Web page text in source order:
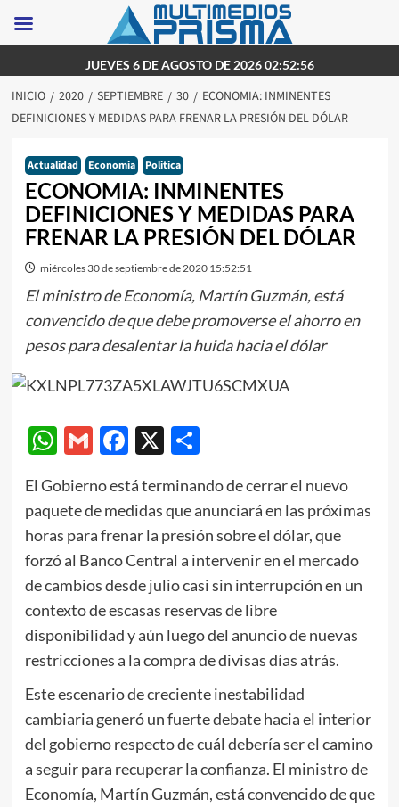
al
contenido
JUEVES 6 DE AGOSTO DE 2026 02:52:56
INICIO 2020 SEPTIEMBRE 30
ECONOMIA: INMINENTES
DEFINICIONES Y MEDIDAS PARA FRENAR LA PRESIÓN DEL DÓLAR
Actualidad Economia Politica
ECONOMIA: INMINENTES
DEFINICIONES Y MEDIDAS PARA
FRENAR LA PRESIÓN DEL DÓLAR
miércoles 30 de septiembre de 2020 15:52:51
El ministro de Economía, Martín Guzmán, está
convencido de que debe promoverse el ahorro en
pesos para desalentar la huida hacia el dólar
WhatsApp
GmailFacebook
X Compartir
El Gobierno está terminando de cerrar el nuevo
paquete de medidas que anunciará en las próximas
horas para frenar la presión sobre el dólar, que
forzó al Banco Central a intervenir en el mercado
de cambios desde julio casi sin interrupción en un
contexto de escasas reservas de libre
disponibilidad y aún luego del anuncio de nuevas
restricciones a la compra de divisas días atrás.
Este escenario de creciente inestabilidad
cambiaria generó un fuerte debate hacia el interior
del gobierno respecto de cuál debería ser el camino
a seguir para recuperar la confianza. El ministro de
Economía, Martín Guzmán, está convencido de que